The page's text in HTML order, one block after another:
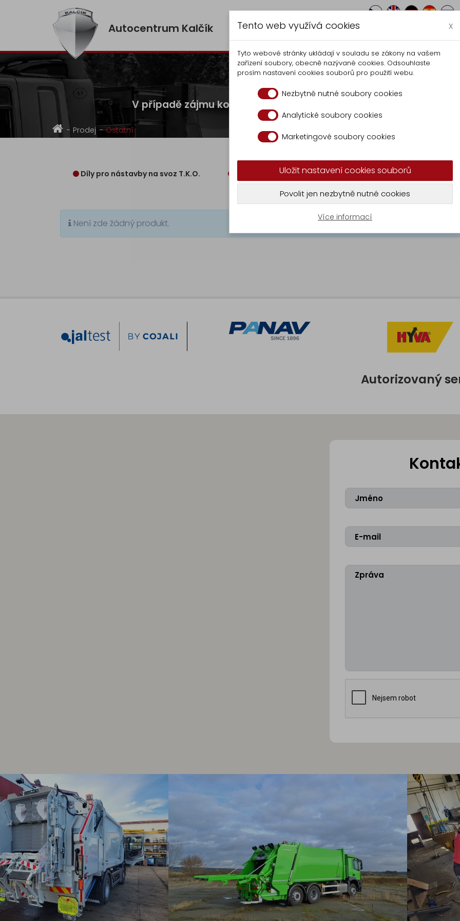
Autocentrum Kalčík
Ostatní
V případě zájmu kontaktujte na tel.:
Prodej Ostatní
Díly pro nástavby na svoz T.K.O. Díly pro vyklapěče Díly elektroinstalační
Není zde žádný produkt.
Autorizovaný
Tento web využívá cookies x
Tyto webové stránky ukládají v souladu se zákony na vašem
zařízení soubory, obecně nazývané cookies. Odsouhlaste
prosím nastavení cookies souborů pro použití webu.
Nezbytně nutné soubory cookies
Analytické soubory cookies
Marketingové soubory cookies
Uložit nastavení cookies souborů
Povolit jen nezbytně nutné cookies
Více informací